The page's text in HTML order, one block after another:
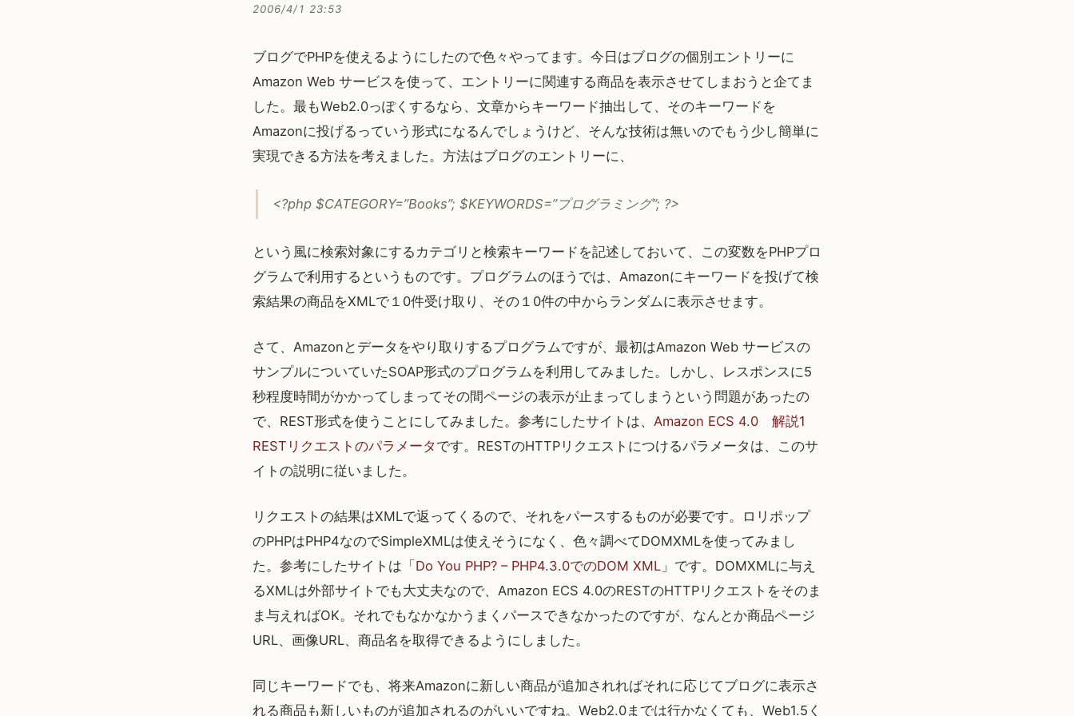
2006/4/1 23:53
ブログでPHPを使えるようにしたので色々やってます。今日はブログの個別エントリーに
Amazon Web サービスを使って、エントリーに関連する商品を表示させてしまおうと企てま
した。最もWeb2.0っぽくするなら、文章からキーワード抽出して、そのキーワードを
Amazonに投げるっていう形式になるんでしょうけど、そんな技術は無いのでもう少し簡単に
実現できる方法を考えました。方法はブログのエントリーに、
<?php $CATEGORY=”Books”; $KEYWORDS=”プログラミング”; ?>
という風に検索対象にするカテゴリと検索キーワードを記述しておいて、この変数をPHPプロ
グラムで利用するというものです。プログラムのほうでは、Amazonにキーワードを投げて検
索結果の商品をXMLで１0件受け取り、その１0件の中からランダムに表示させます。
さて、Amazonとデータをやり取りするプログラムですが、最初はAmazon Web サービスの
サンプルについていたSOAP形式のプログラムを利用してみました。しかし、レスポンスに5
秒程度時間がかかってしまってその間ページの表示が止まってしまうという問題があったの
で、REST形式を使うことにしてみました。参考にしたサイトは、 Amazon ECS 4.0 解説1
RESTリクエストのパラメータ です。RESTのHTTPリクエストにつけるパラメータは、このサ
イトの説明に従いました。
リクエストの結果はXMLで返ってくるので、それをパースするものが必要です。ロリポップ
のPHPはPHP4なのでSimpleXMLは使えそうになく、色々調べてDOMXMLを使ってみまし
た。参考にしたサイトは「 Do You PHP? – PHP4.3.0でのDOM XML 」です。DOMXMLに与え
るXMLは外部サイトでも大丈夫なので、Amazon ECS 4.0のRESTのHTTPリクエストをそのま
ま与えればOK。それでもなかなかうまくパースできなかったのですが、なんとか商品ページ
URL、画像URL、商品名を取得できるようにしました。
同じキーワードでも、将来Amazonに新しい商品が追加されればそれに応じてブログに表示さ
れる商品も新しいものが追加されるのがいいですね。Web2.0までは行かなくても、Web1.5く